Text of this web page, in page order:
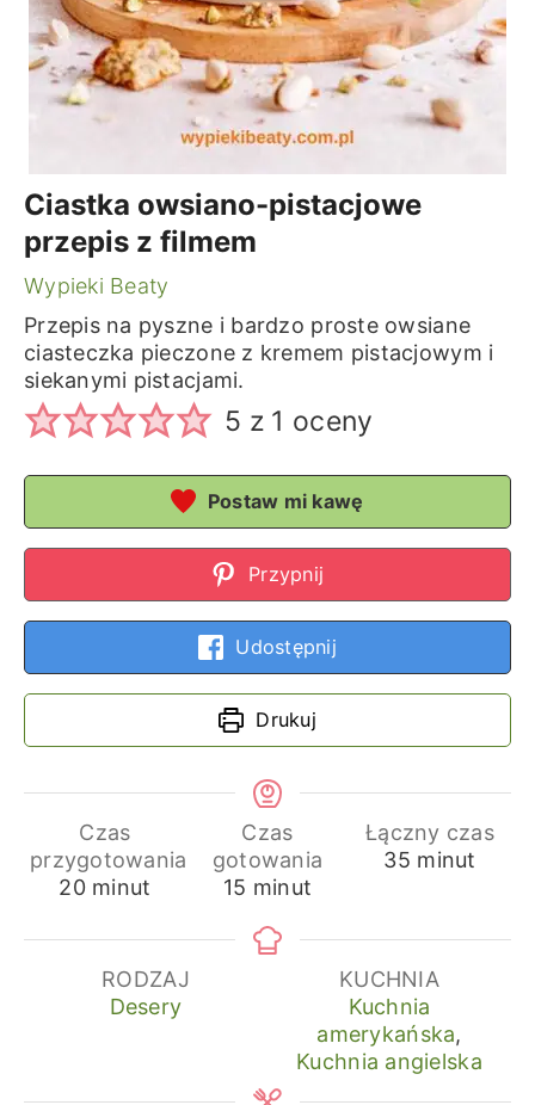
Ciastka owsiano-pistacjowe
przepis z filmem
Wypieki Beaty
Przepis na pyszne i bardzo proste owsiane
ciasteczka pieczone z kremem pistacjowym i
siekanymi pistacjami.
5 z 1 oceny
Postaw mi kawę
Przypnij
Udostępnij
Drukuj
Czas
przygotowania
20minuty
minut
Czas
gotowania
15 minuty
minut
Łączny czas
35minuty
minut
RODZAJ
Desery
KUCHNIA
Kuchnia
amerykańska,
Kuchnia angielska